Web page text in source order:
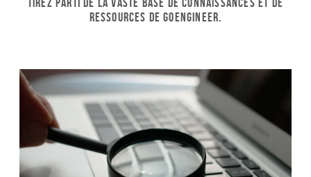
Tirez parti de la vaste base de connaissances et de
ressources de GoEngineer.